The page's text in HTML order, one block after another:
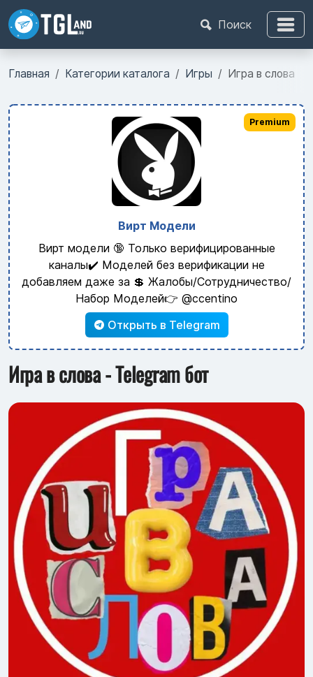
Поиск
Главная Категории каталога Игры Игра в слова
Вирт Модели
Вирт модели 🔞 Только верифицированные
каналы✔️ Моделей без верификации не
добавляем даже за 💲 Жалобы/Сотрудничество/
Набор Моделей👉 @ccentino
Открыть в Telegram
Premium
Игра в слова - Telegram бот